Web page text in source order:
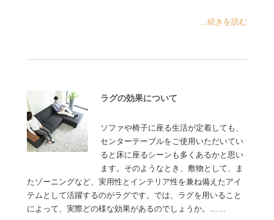
...続きを読む
ラグの効果について
ソファや椅子に座る生活が定着しても、
センターテーブルをご使用いただいてい
ると床に座るシーンも多くあるかと思い
ます。そのようなとき、敷物として、ま
たゾーニングなど、実用性とインテリア性を兼ね備えたアイ
テムとして活躍するのがラグです。では、ラグを用いること
によって、実際どの様な効果があるのでしょうか。……